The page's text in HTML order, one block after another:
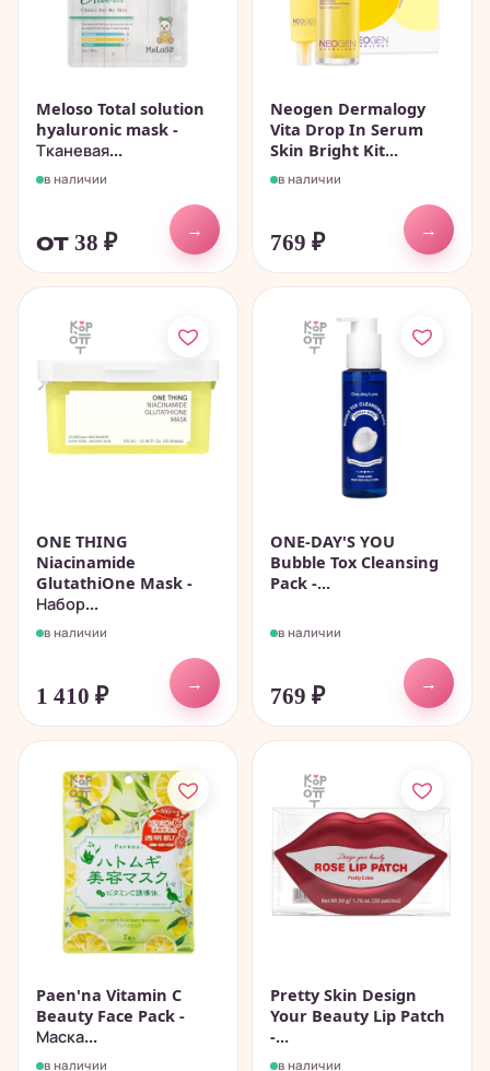
Meloso Total solution
hyaluronic mask -
Тканевая...
в наличии
от 38 ₽
→
Neogen Dermalogy
Vita Drop In Serum
Skin Bright Kit...
в наличии
769 ₽
→
ONE THING
Niacinamide
GlutathiOne Mask -
Набор...
в наличии
1 410 ₽
→
ONE-DAY'S YOU
Bubble Tox Cleansing
Pack -...
в наличии
769 ₽
→
‎Paen'na Vitamin C
Beauty Face Pack -
Маска...
в наличии
Pretty Skin Design
Your Beauty Lip Patch
-...
в наличии